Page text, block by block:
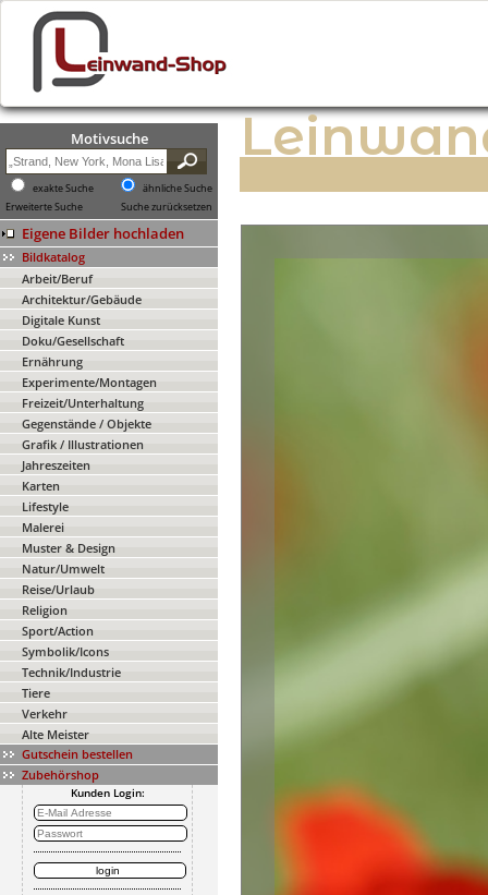
Motivsuche
exakte Suche
ähnliche Suche
Erweiterte Suche
Suche zurücksetzen
Eigene Bilder hochladen
Bildkatalog
Arbeit/Beruf
Architektur/Gebäude
Digitale Kunst
Doku/Gesellschaft
Ernährung
Experimente/Montagen
Freizeit/Unterhaltung
Gegenstände / Objekte
Grafik / Illustrationen
Jahreszeiten
Karten
Lifestyle
Malerei
Muster & Design
Natur/Umwelt
Reise/Urlaub
Religion
Sport/Action
Symbolik/Icons
Technik/Industrie
Tiere
Verkehr
Alte Meister
Gutschein bestellen
Zubehörshop
Kunden Login: